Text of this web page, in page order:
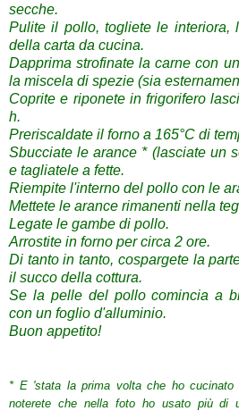
secche.
Pulite il pollo, togliete le interiora,
della carta da cucina.
Dapprima strofinate la carne con
la miscela di spezie (sia
Coprite e riponete in frigorifero
h.
Preriscaldate il forno a 165°C di
Sbucciate le arance * (lasciate un
e tagliatele a fette.
Riempite l'interno del pollo con le
Mettete le arance rimanenti nella
Legate le gambe di pollo.
Arrostite in forno per circa 2 ore.
Di tanto in tanto, cospargete la
il succo della cottura.
Se la pelle del pollo comincia a
con un foglio d'alluminio.
Buon appetito!
* E 'stata la prima volta che ho cucinato
noterete che nella foto ho usato più di